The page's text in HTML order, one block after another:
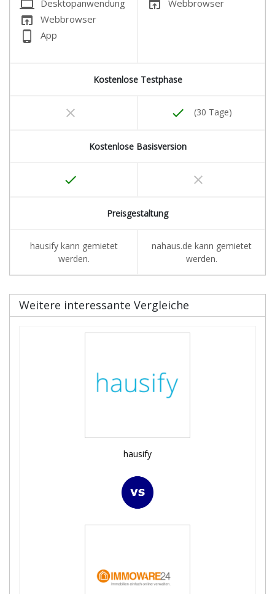
laptop Desktopanwendung
open_in_browser Webbrowser
phone_android App
open_in_browser Webbrowser
Kostenlose Testphase
clear done (30 Tage)
Kostenlose Basisversion
done clear
Preisgestaltung
hausify kann gemietet
werden.
nahaus.de kann gemietet
werden.
Weitere interessante Vergleiche
hausify